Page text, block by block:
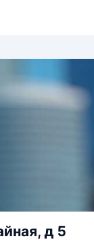
д 5